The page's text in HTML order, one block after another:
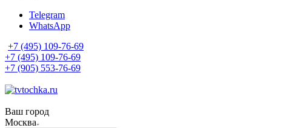
Telegram
WhatsApp
+7 (495) 109-76-69
+7 (495) 109-76-69
+7 (905) 553-76-69
Ваш город
Москва